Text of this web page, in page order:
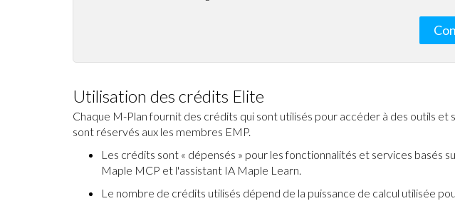
Utilisation des crédits Elite
Chaque M-Plan fournit des crédits qui sont utilisés pour accéder à des outils
sont réservés aux les membres EMP.
Les crédits sont « dépensés » pour les fonctionnalités et services basés
Maple MCP et l'assistant IA Maple Learn.
Le nombre de crédits utilisés dépend de la puissance de calcul utilisée